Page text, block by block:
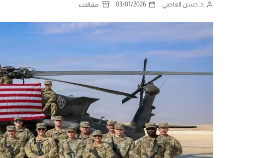
د. حسن العاصي 03/01/2026 مقالات